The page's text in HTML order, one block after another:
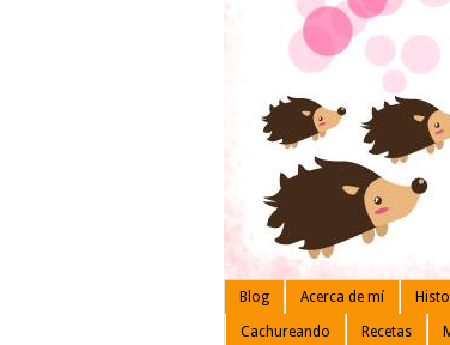
Blog Acerca de mí
Cachureando Recetas